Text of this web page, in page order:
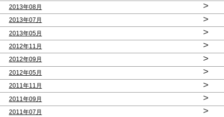
2013年08月 >
2013年07月 >
2013年05月 >
2012年11月 >
2012年09月 >
2012年05月 >
2011年11月 >
2011年09月 >
2011年07月 >